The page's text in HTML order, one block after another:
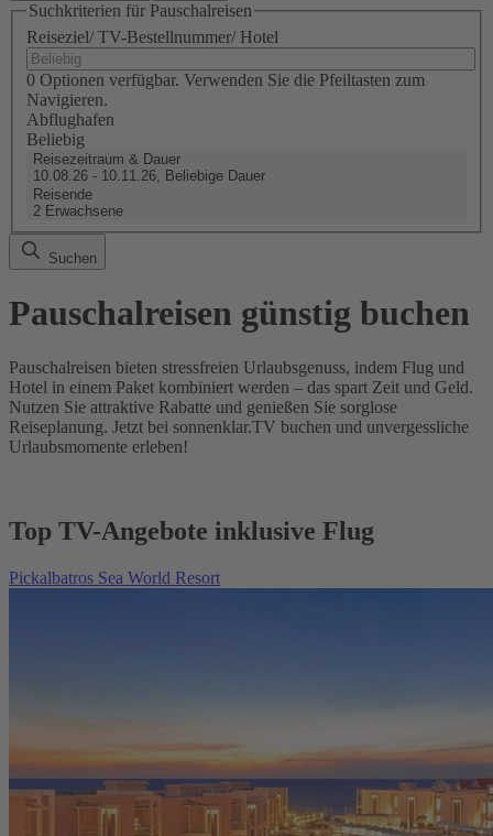
Suchkriterien für Pauschalreisen
Reiseziel/ TV-Bestellnummer/ Hotel
0 Optionen verfügbar. Verwenden Sie die Pfeiltasten zum
Navigieren.
Abflughafen
Beliebig
Reisezeitraum & Dauer
10.08.26 - 10.11.26, Beliebige Dauer
Reisende
2 Erwachsene
Suchen
Pauschalreisen günstig buchen
Pauschalreisen bieten stressfreien Urlaubsgenuss, indem Flug und
Hotel in einem Paket kombiniert werden – das spart Zeit und Geld.
Nutzen Sie attraktive Rabatte und genießen Sie sorglose
Reiseplanung. Jetzt bei sonnenklar.TV buchen und unvergessliche
Urlaubsmomente erleben!
Top TV-Angebote inklusive Flug
Pickalbatros Sea World Resort